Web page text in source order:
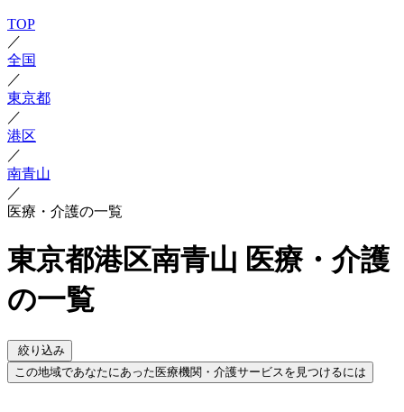
TOP
／
全国
／
東京都
／
港区
／
南青山
／
医療・介護の一覧
東京都港区南青山 医療・介護
の一覧
絞り込み
この地域であなたにあった医療機関・介護サービスを見つけるには